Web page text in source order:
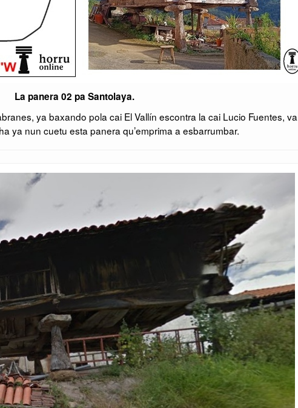
La panera 02 pa Santolaya.
ya baxando pola cai El Vallín escontra la cai Lucio Fuentes,
ya nun cuetu esta panera qu’emprima a esbarrumbar.